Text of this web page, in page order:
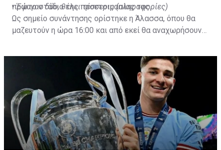
πρώτο στάδιο της προετοιμασίας της.
•Έφυγαν δύο, θέλει τέσσερις (πληροφορίες)
Ως σημείο συνάντησης ορίστηκε η Άλασσα, όπου θα
μαζευτούν η ώρα 16:00 και από εκεί θα αναχωρήσουν
δώοσυν το παρών τους στην απογευματινή προπόνηση